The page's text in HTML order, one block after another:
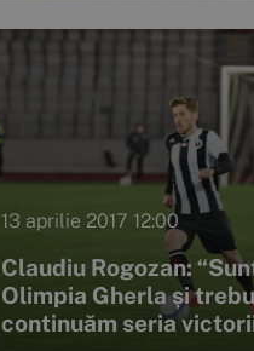
13 aprilie 2017 12:00
Claudiu Rogozan:
Olimpia Gherla și
continuăm seria